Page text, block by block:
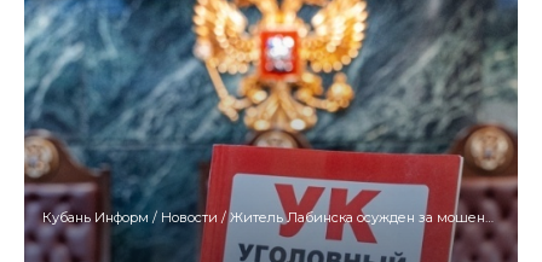
Кубань Информ / Новости /Житель Лабинска осужден за мошенничество и хищение у пенсионеров 1,9 млн рублей